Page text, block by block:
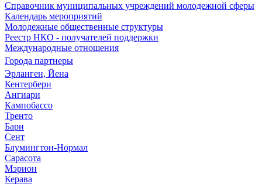
Справочник муниципальных учреждений молодежной сферы
Календарь мероприятий
Молодежные общественные структуры
Реестр НКО - получателей поддержки
Международные отношения
Города партнеры
Эрланген, Йена
Кентербери
Ангиари
Кампобассо
Тренто
Бари
Сент
Блумингтон-Нормал
Сарасота
Мэрион
Керава